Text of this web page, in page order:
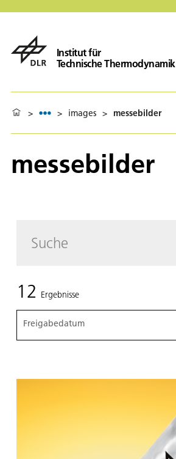
Institut für
Technische Thermodynamik
> > images > messebilder
messebilder
12 Ergebnisse
Freigabedatum